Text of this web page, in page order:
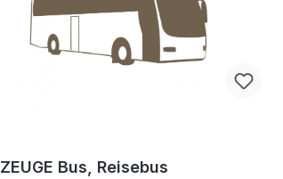
Bus, Reisebus